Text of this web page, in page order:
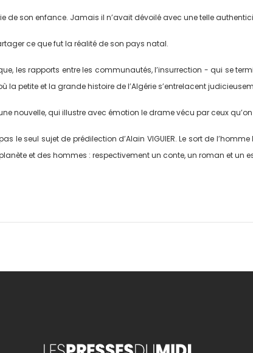
de son enfance. Jamais il n’avait dévoilé avec une telle
ce que fut la réalité de son pays natal.
les rapports entre les communautés, l’insurrection - qui se
la petite et la grande histoire de l’Algérie s’entrelacent
une nouvelle, qui illustre avec émotion le drame vécu par ceux
le seul sujet de prédilection d’Alain VIGUIER. Le sort de
et des hommes : respectivement un conte, un roman et un